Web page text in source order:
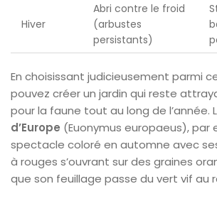
Hiver
Abri contre le froid
(arbustes
persistants)
En choisissant judicieusement parmi
pouvez créer un jardin qui reste
pour la faune tout au long de l’année.
d’Europe (Euonymus europaeus), par
spectacle coloré en automne avec
à rouges s’ouvrant sur des graines
que son feuillage passe du vert vif au